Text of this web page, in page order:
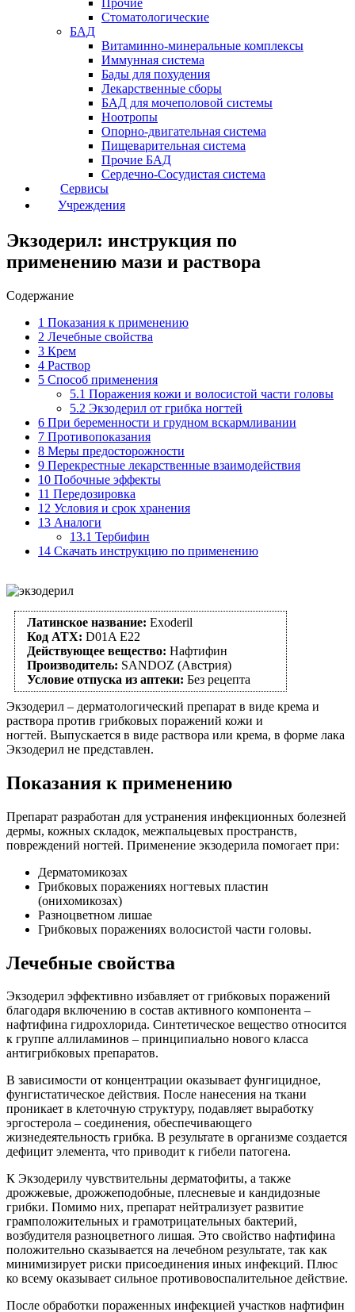
Прочие
Стоматологические
БАД
Витаминно-минеральные комплексы
Иммунная система
Бады для похудения
Лекарственные сборы
БАД для мочеполовой системы
Ноотропы
Опорно-двигательная система
Пищеварительная система
Прочие БАД
Сердечно-Сосудистая система
Сервисы
Учреждения
Экзодерил: инструкция по
применению мази и раствора
Содержание
1 Показания к применению
2 Лечебные свойства
3 Крем
4 Раствор
5 Способ применения
5.1 Поражения кожи и волосистой части головы
5.2 Экзодерил от грибка ногтей
6 При беременности и грудном вскармливании
7 Противопоказания
8 Меры предосторожности
9 Перекрестные лекарственные взаимодействия
10 Побочные эффекты
11 Передозировка
12 Условия и срок хранения
13 Аналоги
13.1 Тербифин
14 Скачать инструкцию по применению
Латинское название: Exoderil
Код АТХ: D01A E22
Действующее вещество: Нафтифин
Производитель: SANDOZ (Австрия)
Условие отпуска из аптеки: Без рецепта
Экзодерил – дерматологический препарат в виде крема и
раствора против грибковых поражений кожи и
ногтей. Выпускается в виде раствора или крема, в форме лака
Экзодерил не представлен.
Показания к применению
Препарат разработан для устранения инфекционных болезней
дермы, кожных складок, межпальцевых пространств,
повреждений ногтей. Применение экзодерила помогает при:
Дерматомикозах
Грибковых поражениях ногтевых пластин
(онихомикозах)
Разноцветном лишае
Грибковых поражениях волосистой части головы.
Лечебные свойства
Экзодерил эффективно избавляет от грибковых поражений
благодаря включению в состав активного компонента –
нафтифина гидрохлорида. Синтетическое вещество относится
к группе аллиламинов – принципиально нового класса
антигрибковых препаратов.
В зависимости от концентрации оказывает фунгицидное,
фунгистатическое действия. После нанесения на ткани
проникает в клеточную структуру, подавляет выработку
эргостерола – соединения, обеспечивающего
жизнедеятельность грибка. В результате в организме создается
дефицит элемента, что приводит к гибели патогена.
К Экзодерилу чувствительны дерматофиты, а также
дрожжевые, дрожжеподобные, плесневые и кандидозные
грибки. Помимо них, препарат нейтрализует развитие
грамположительных и грамотрицательных бактерий,
возбудителя разноцветного лишая. Это свойство нафтифина
положительно сказывается на лечебном результате, так как
минимизирует риски присоединения иных инфекций. Плюс
ко всему оказывает сильное противовоспалительное действие.
После обработки пораженных инфекцией участков нафтифин